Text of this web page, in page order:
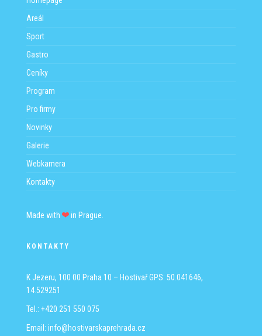
Areál
Sport
Gastro
Ceníky
Program
Pro firmy
Novinky
Galerie
Webkamera
Kontakty
Made with in Prague.
KONTAKTY
K Jezeru, 100 00 Praha 10 – HostivařGPS: 50.041646,
14.529251
Tel.: +420 251 550 075
Email: info@hostivarskaprehrada.cz